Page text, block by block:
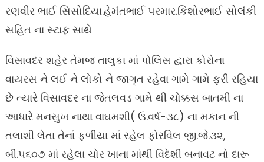
રણવીર ભાઈ સિસોદિયા.હેમંતભાઈ પરમાર.કિશોરભાઈ સોલંકી
સહિત ના સ્ટાફ સાથે
વિસાવદર શહેર તેમજ તાલુકા માં પોલિસ દ્વારા કોરોના
વાયરસ ને લઈ ને લોકો ને જાગૃત રહેવા ગામે ગામે ફરી રહિયા
છે ત્યારે વિસાવદર ના જેતલવડ ગામે થી ચોક્કસ બાતમી ના
આધારે મનસુખ નાથા વાઘમશી( ઉ.વર્ષ-૩૮) ના મકાન ની
તલાશી લેતા તેનાં ફળીયા માં રહેલ ફોરવિલ જી.જે.૩૨,
બી.૫૬૦૭ માં રહેલા ચોર ખાના માંથી વિદેશી બનાવટ નો દારૂ